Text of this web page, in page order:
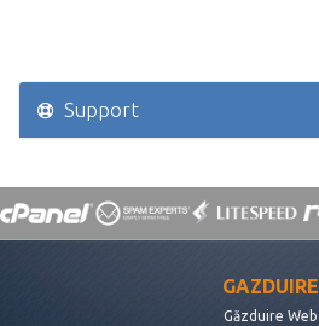
Support
GAZDUIRE
Găzduire Web